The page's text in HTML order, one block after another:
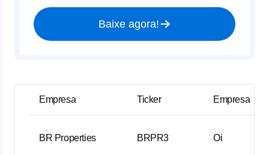
Baixe agora!
Empresa Ticker Empresa
BR Properties BRPR3 Oi